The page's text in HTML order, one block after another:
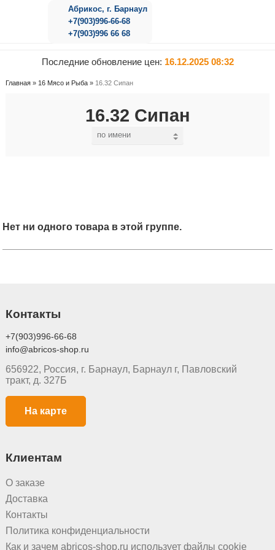
Абрикос, г. Барнаул
+7(903)996-66-68
+7(903)996 66 68
Последние обновление цен: 16.12.2025 08:32
Главная» 16 Мясо и Рыба» 16.32 Сипан
16.32 Сипан
Нет ни одного товара в этой группе.
Контакты
+7(903)996-66-68
info@abricos-shop.ru
656922, Россия, г. Барнаул, Барнаул г, Павловский
тракт, д. 327Б
На карте
Клиентам
О заказе
Доставка
Контакты
Политика конфиденциальности
Как и зачем abricos-shop.ru использует файлы cookie